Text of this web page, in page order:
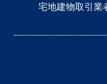
宅地建物取引業